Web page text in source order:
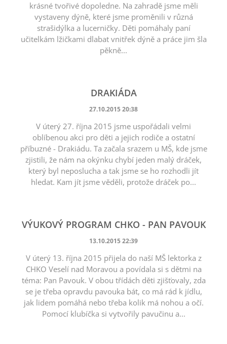
krásné tvořivé dopoledne. Na zahradě jsme měli
vystaveny dýně, které jsme proměnili v různá
strašidýlka a lucerničky. Děti pomáhaly paní
učitelkám lžičkami dlabat vnitřek dýně a práce jim šla
pěkně...
DRAKIÁDA
27.10.2015 20:38
V úterý 27. října 2015 jsme uspořádali velmi
oblíbenou akci pro děti a jejich rodiče a ostatní
příbuzné - Drakiádu. Ta začala srazem u MŠ, kde jsme
zjistili, že nám na okýnku chybí jeden malý dráček,
který byl neposlucha a tak jsme se ho rozhodli jít
hledat. Kam jít jsme věděli, protože dráček po...
VÝUKOVÝ PROGRAM CHKO - PAN PAVOUK
13.10.2015 22:39
V úterý 13. října 2015 přijela do naší MŠ lektorka z
CHKO Veselí nad Moravou a povídala si s dětmi na
téma: Pan Pavouk. V obou třídách děti zjišťovaly, zda
se je třeba opravdu pavouka bát, co má rád k jídlu,
jak lidem pomáhá nebo třeba kolik má nohou a očí.
Pomocí klubíčka si vytvořily pavučinu a...